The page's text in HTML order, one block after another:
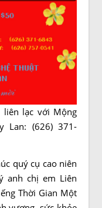
lạc với Mộng
Lan: (626) 371-
quý cụ cao niên
anh chị em Liên
Thời Gian Một